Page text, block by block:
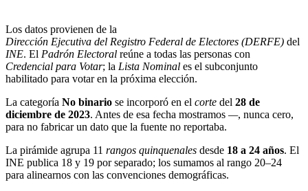
Los datos provienen de la
Dirección Ejecutiva del Registro Federal de Electores (DERFE) del
INE. El Padrón Electoral reúne a todas las personas con
Credencial para Votar; la Lista Nominal es el subconjunto
habilitado para votar en la próxima elección.
La categoría No binario se incorporó en el corte del 28 de
diciembre de 2023. Antes de esa fecha mostramos —, nunca cero,
para no fabricar un dato que la fuente no reportaba.
La pirámide agrupa 11 rangos quinquenales desde 18 a 24 años. El
INE publica 18 y 19 por separado; los sumamos al rango 20–24
para alinearnos con las convenciones demográficas.